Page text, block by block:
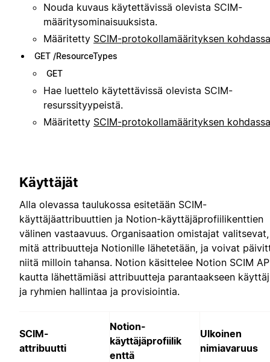
Nouda kuvaus käytettävissä olevista SCIM-
määritysominaisuuksista.
Määritetty SCIM-protokollamäärityksen
GET /ResourceTypes
GET
Hae luettelo käytettävissä olevista SCIM-
resurssityypeistä.
Määritetty SCIM-protokollamäärityksen
Käyttäjät
Alla olevassa taulukossa esitetään SCIM-
käyttäjäattribuuttien ja Notion-käyttäjäprofiilikenttien
välinen vastaavuus. Organisaation omistajat valitsevat,
mitä attribuutteja Notionille lähetetään, ja voivat
niitä milloin tahansa. Notion käsittelee Notion SCIM
kautta lähettämiäsi attribuutteja parantaakseen
ja ryhmien hallintaa ja provisiointia.
SCIM-
attribuutti
Notion-
käyttäjäprofiilik
enttä
Ulkoinen
nimiavaruus